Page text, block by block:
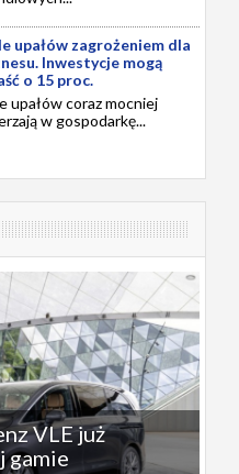
upałów zagrożeniem dla
Inwestycje mogą
o 15 proc.
upałów coraz mocniej
w gospodarkę...
VLE już
gamie